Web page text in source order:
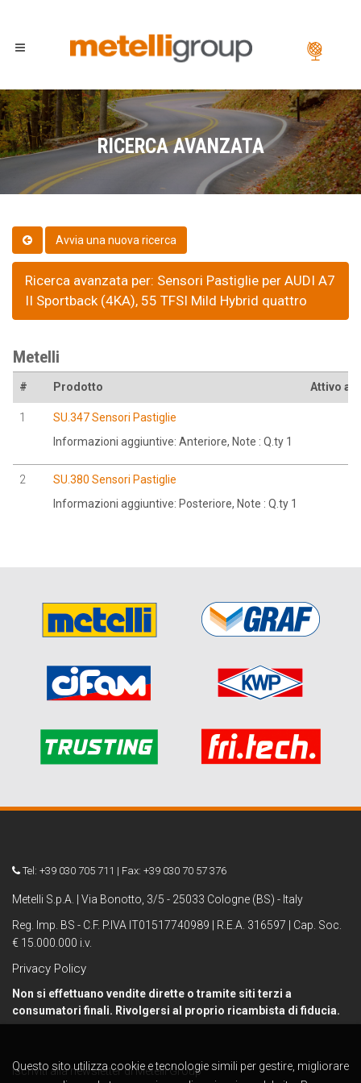
RICERCA AVANZATA
Ricerca avanzata per: Sensori Pastiglie per AUDI A7
II Sportback (4KA), 55 TFSI Mild Hybrid quattro
Metelli
# Prodotto Attivo
1
SU.347 Sensori Pastiglie
Informazioni aggiuntive: Anteriore, Note : Q.ty 1
2
SU.380 Sensori Pastiglie
Informazioni aggiuntive: Posteriore, Note : Q.ty 1
Tel: +39 030 705 711 | Fax: +39 030 70 57 376
Metelli S.p.A. | Via Bonotto, 3/5 - 25033 Cologne (BS) - Italy
Reg. Imp. BS - C.F. P.IVA IT01517740989 | R.E.A. 316597 | Cap. Soc.
€ 15.000.000 i.v.
Privacy Policy
Non si effettuano vendite dirette o tramite siti terzi a
consumatori finali. Rivolgersi al proprio ricambista di fiducia.
Iscriviti alla newsletter di Metelli Group
Questo sito utilizza cookie e tecnologie simili per gestire, migliorare